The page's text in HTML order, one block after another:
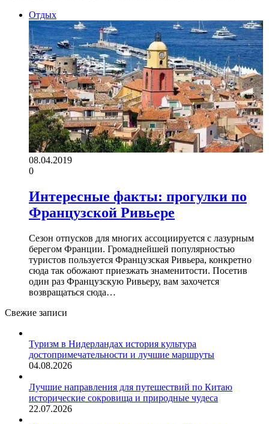
Отдых
08.04.2019
0
Интересные факты: прогулки по
Французской Ривьере
Сезон отпусков для многих ассоциируется с лазурным
берегом Франции. Громаднейшей популярностью
туристов пользуется Французская Ривьера, конкретно
сюда так обожают приезжать знаменитости. Посетив
один раз Французскую Ривьеру, вам захочется
возвращаться сюда…
Свежие записи
Туризм в Нидерландах история культура
достопримечательности и лучшие маршруты
04.08.2026
Лучшие направления для путешествий по Китаю
исторические сокровища и природные чудеса
22.07.2026